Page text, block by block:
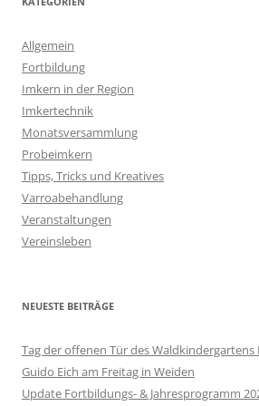
Allgemein
Fortbildung
Imkern in der Region
Imkertechnik
Monatsversammlung
Probeimkern
Tipps, Tricks und Kreatives
Varroabehandlung
Veranstaltungen
Vereinsleben
NEUESTE BEITRÄGE
Tag der offenen Tür des
Guido Eich am Freitag in Weiden
Update Fortbildungs- & Jahresprogramm